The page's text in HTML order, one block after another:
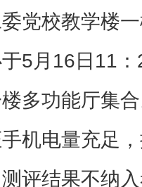
党校教学楼
5月16日11
多功能厅集
电量充足，
评结果不纳